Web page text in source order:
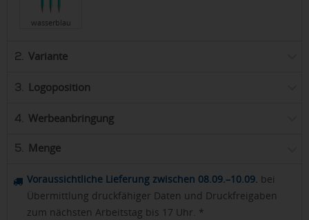
wasserblau
2. Variante
3. Logoposition
4. Werbeanbringung
5. Menge
Voraussichtliche Lieferung zwischen 08.09.–10.09. bei
Übermittlung druckfähiger Daten und Druckfreigaben
zum nächsten Arbeitstag bis 17 Uhr. *